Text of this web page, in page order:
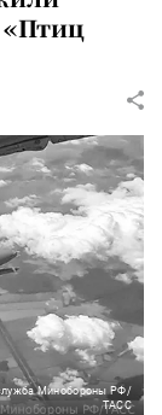
«Птиц
Минобороны РФ/
ТАСС